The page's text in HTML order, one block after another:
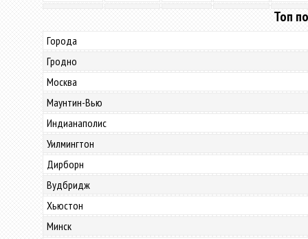
Топ
Города
Гродно
Москва
Маунтин-Вью
Индианаполис
Уилмингтон
Дирборн
Вудбридж
Хьюстон
Минск